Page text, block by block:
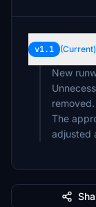
v1.1 (Current)
New
removed.
The
adjusted